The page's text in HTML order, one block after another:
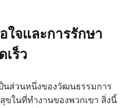
ใจและการรักษา
เร็ว
นส่วนหนึ่งของวัฒนธรรมการ
ในที่ทำงานของพวกเขา สิ่งนี้